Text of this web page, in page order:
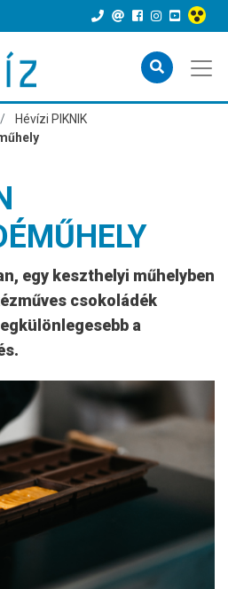
Hévízi PIKNIK
egy keszthelyi műhelyben
csokoládék
a